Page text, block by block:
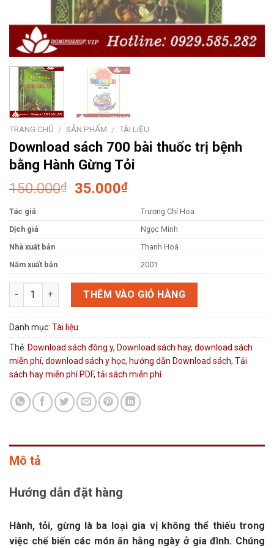
TRANG CHỦ / SẢN PHẨM / TÀI LIỆU
Download sách 700 bài thuốc trị bệnh
bằng Hành Gừng Tỏi
150.000₫
Giá
150.000₫.
35.000₫Giá
tại
là:
35.000₫.
Tác giả
Trương Chí Hoa
Dịch giả
Ngọc Minh
Nhà xuất bản
Thanh Hoá
Năm xuất bản
2001
Download sách 700 bài thuốc trị bệnh bằng Hành Gừng Tỏi số
THÊM VÀO GIỎ HÀNG
Danh mục: Tài liệu
Thẻ: Download sách đông y, Download sách hay, download sách
miễn phí, download sách y học, hướng dẫn Download sách, Tải
sách hay miễn phí PDF, tải sách miễn phí
Mô tả
Hướng dẫn đặt hàng
Hành, tỏi, gừng là ba loại gia vị không thể thiếu trong
việc chế biến các món ăn hằng ngày ở gia đình. Chúng